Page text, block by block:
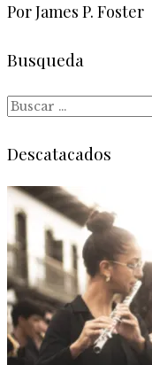
Por James P. Foster
Busqueda
Buscar:
Descatacados